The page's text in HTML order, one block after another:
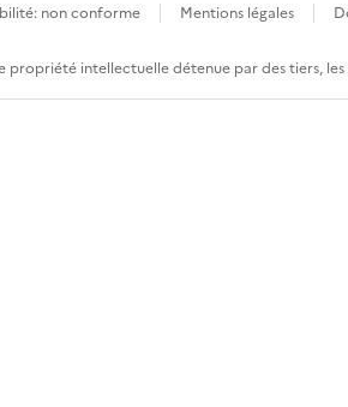
non conforme Mentions légales
propriété intellectuelle détenue par des tiers,